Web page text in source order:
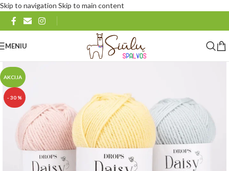
Skip to navigation Skip to main content
MENIU
AKCIJA
- 30 %